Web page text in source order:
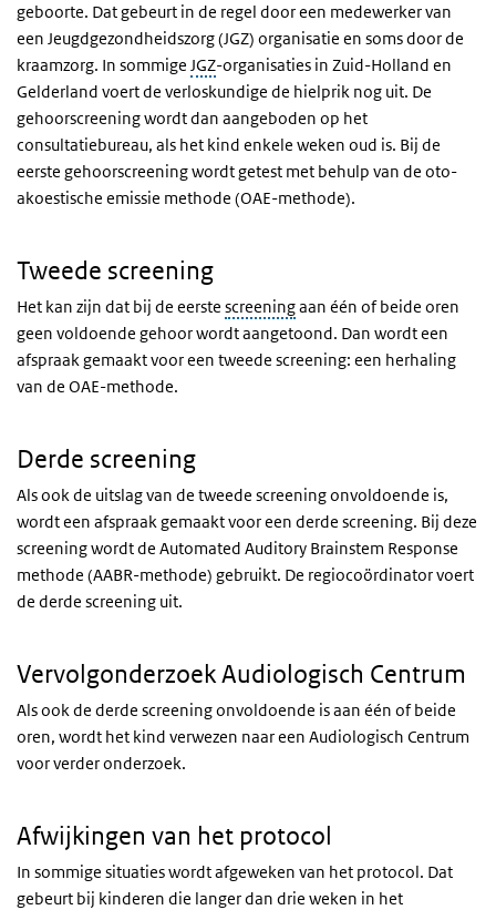
geboorte. Dat gebeurt in de regel door een medewerker van
een Jeugdgezondheidszorg (JGZ) organisatie en soms door de
kraamzorg. In sommige JGZ-organisaties in Zuid-Holland en
Gelderland voert de verloskundige de hielprik nog uit. De
gehoorscreening wordt dan aangeboden op het
consultatiebureau, als het kind enkele weken oud is. Bij de
eerste gehoorscreening wordt getest met behulp van de oto-
akoestische emissie methode (OAE-methode).
Tweede screening
Het kan zijn dat bij de eerste screeningaan één of beide oren
geen voldoende gehoor wordt aangetoond. Dan wordt een
afspraak gemaakt voor een tweede screening: een herhaling
van de OAE-methode.
Derde screening
Als ook de uitslag van de tweede screening onvoldoende is,
wordt een afspraak gemaakt voor een derde screening. Bij deze
screening wordt de Automated Auditory Brainstem Response
methode (AABR-methode) gebruikt. De regiocoördinator voert
de derde screening uit.
Vervolgonderzoek Audiologisch Centrum
Als ook de derde screening onvoldoende is aan één of beide
oren, wordt het kind verwezen naar een Audiologisch Centrum
voor verder onderzoek.
Afwijkingen van het protocol
In sommige situaties wordt afgeweken van het protocol. Dat
gebeurt bij kinderen die langer dan drie weken in het